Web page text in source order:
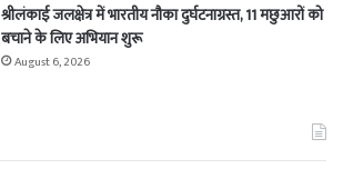
श्रीलंकाई जलक्षेत्र में भारतीय नौका दुर्घटनाग्रस्त, 11 मछुआरों को
बचाने के लिए अभियान शुरू
August 6, 2026